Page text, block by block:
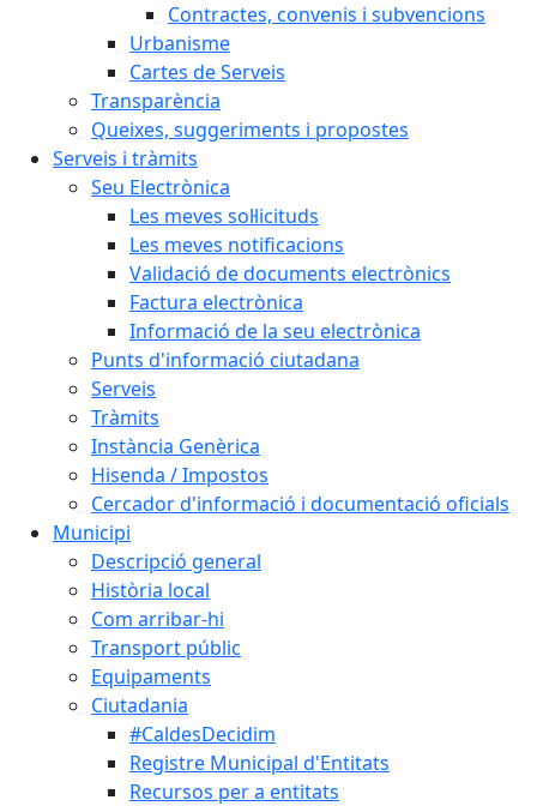
Contractes, convenis i subvencions
Urbanisme
Cartes de Serveis
Transparència
Queixes, suggeriments i propostes
Serveis i tràmits
Seu Electrònica
Les meves sol·licituds
Les meves notificacions
Validació de documents electrònics
Factura electrònica
Informació de la seu electrònica
Punts d'informació ciutadana
Serveis
Tràmits
Instància Genèrica
Hisenda / Impostos
Cercador d'informació i documentació oficials
Municipi
Descripció general
Història local
Com arribar-hi
Transport públic
Equipaments
Ciutadania
#CaldesDecidim
Registre Municipal d'Entitats
Recursos per a entitats